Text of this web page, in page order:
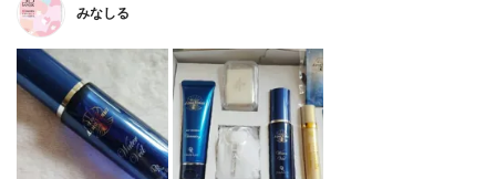
みなしる